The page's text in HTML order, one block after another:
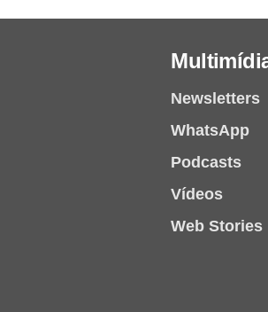
Newsletters
WhatsApp
Podcasts
Vídeos
Web Stories